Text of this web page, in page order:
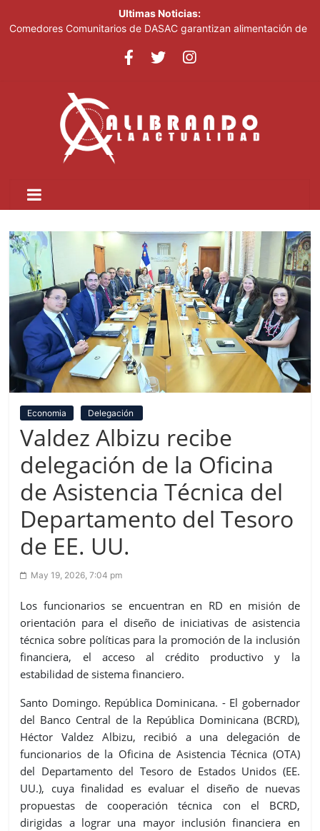
Ultimas Noticias:
Fransheska Matías gana dos plata en el torneo de pesas de los
Centroamericanos y del Caribe
miles de voluntarios y personal de los XXV Juegos
Arabia Saudí, Turquía y Pakistán se blindan con un acuerdo de
defensa en plena guerra
Senado de EE. UU. aprueba nuevo paquete de sanciones a
Italia dice que no acepta ultimátums y mantendrá la suspensión
del Schengen con España
Economia Delegación
Valdez Albizu recibe
delegación de la Oficina
de Asistencia Técnica del
Departamento del Tesoro
de EE. UU.
May 19, 2026, 7:04 pm
Los funcionarios se encuentran en RD en misión de
orientación para el diseño de iniciativas de asistencia
técnica sobre políticas para la promoción de la inclusión
financiera, el acceso al crédito productivo y la
estabilidad de sistema financiero.
Santo Domingo. República Dominicana. - El gobernador
del Banco Central de la República Dominicana (BCRD),
Héctor Valdez Albizu, recibió a una delegación de
funcionarios de la Oficina de Asistencia Técnica (OTA)
del Departamento del Tesoro de Estados Unidos (EE.
UU.), cuya finalidad es evaluar el diseño de nuevas
propuestas de cooperación técnica con el BCRD,
dirigidas a lograr una mayor inclusión financiera en